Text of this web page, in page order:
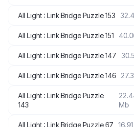
All Light : Link Bridge Puzzle 153
All Light : Link Bridge Puzzle 151
All Light : Link Bridge Puzzle 147
All Light : Link Bridge Puzzle 146
All Light : Link Bridge Puzzle
143
Mb
All Light : Link Bridge Puzzle 67